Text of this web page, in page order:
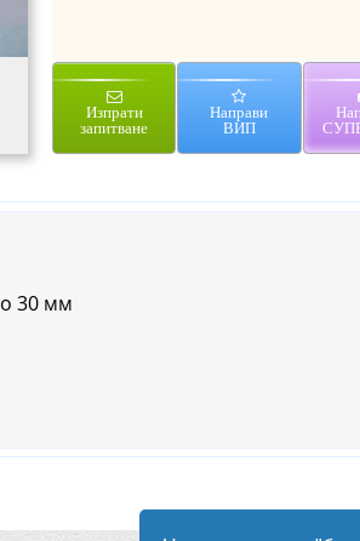
Изпрати
запитване
Направи
ВИП
30 мм